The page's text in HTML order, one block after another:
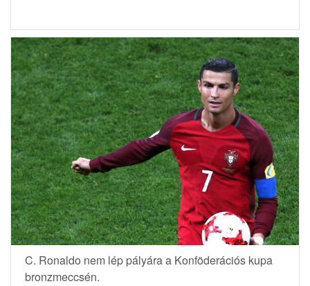
C. Ronaldo nem lép pályára a Konföderációs kupa
bronzmeccsén.